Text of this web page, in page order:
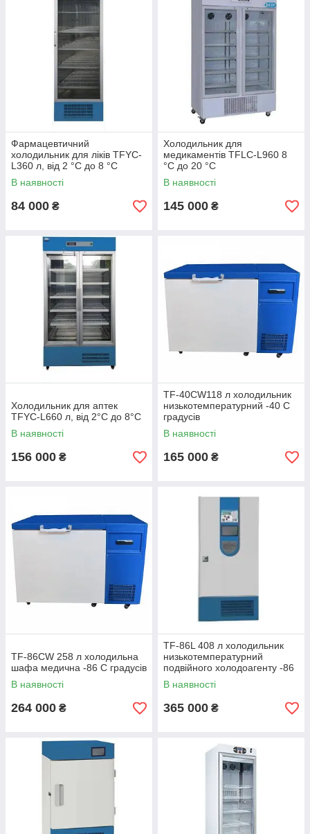
Фармацевтичний
холодильник для ліків TFYC-
L360 л, від 2 °C до 8 °C
В наявності
84 000 ₴
Холодильник для
медикаментів TFLC-L960 8
°С до 20 °С
В наявності
145 000 ₴
Холодильник для аптек
TFYC-L660 л, від 2°С до 8°С
В наявності
156 000 ₴
TF-40CW118 л холодильник
низькотемпературний -40 С
градусів
В наявності
165 000 ₴
TF-86CW 258 л холодильна
шафа медична -86 С градусів
В наявності
264 000 ₴
TF-86L 408 л холодильник
низькотемпературний
подвійного холодоагенту -86
С градусів
В наявності
365 000 ₴